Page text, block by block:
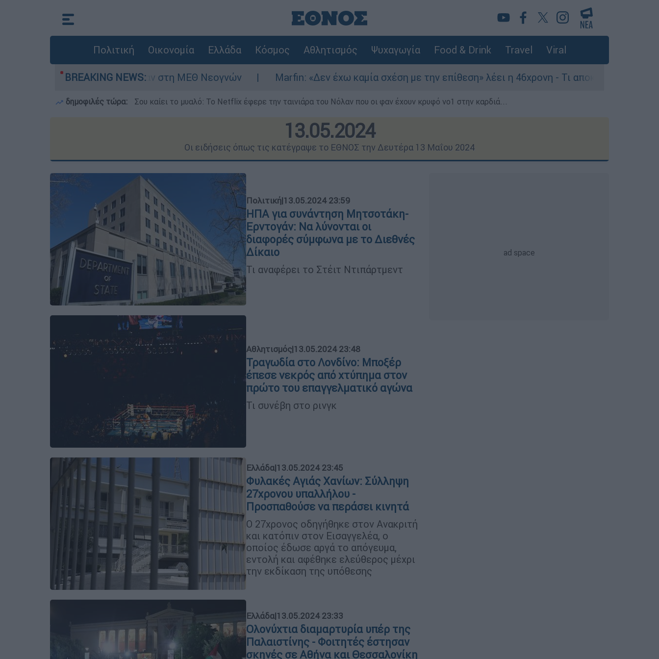
Πολιτική Οικονομία Ελλάδα Κόσμος Αθλητισμός Ψυχαγωγία Food & Drink Travel Viral
BREAKING NEWS:
- Νοσηλευόταν στη ΜΕΘ Νεογνών Marfin: «Δεν έχω καμία σχέση με την επίθεση» λέει η 46χρονη - Τι αποκάλυψε στους
δημοφιλές τώρα: Σου καίει το μυαλό: Το Netflix έφερε την ταινιάρα του Νόλαν που οι φαν έχουν κρυφό νο1 στην καρδιά...
13.05.2024
Οι ειδήσεις όπως τις κατέγραψε το ΕΘΝΟΣ την Δευτέρα 13 Μαΐου 2024
Πολιτική|13.05.2024 23:59
ΗΠΑ για συνάντηση Μητσοτάκη-
Ερντογάν: Να λύνονται οι
διαφορές σύμφωνα με το Διεθνές
Δίκαιο
Τι αναφέρει το Στέιτ Ντιπάρτμεντ
Αθλητισμός|13.05.2024 23:48
Τραγωδία στο Λονδίνο: Μποξέρ
έπεσε νεκρός από χτύπημα στον
πρώτο του επαγγελματικό αγώνα
Τι συνέβη στο ρινγκ
Ελλάδα|13.05.2024 23:45
Φυλακές Αγιάς Χανίων: Σύλληψη
27χρονου υπαλλήλου -
Προσπαθούσε να περάσει κινητά
Ο 27χρονος οδηγήθηκε στον Ανακριτή
και κατόπιν στον Εισαγγελέα, ο
οποίος έδωσε αργά το απόγευμα,
εντολή και αφέθηκε ελεύθερος μέχρι
την εκδίκαση της υπόθεσης
Ελλάδα|13.05.2024 23:33
Ολονύχτια διαμαρτυρία υπέρ της
Παλαιστίνης - Φοιτητές έστησαν
σκηνές σε Αθήνα και Θεσσαλονίκη